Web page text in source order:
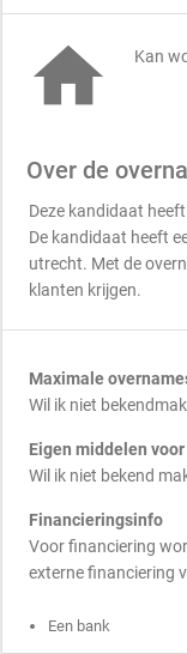
 Kan
Over de
Deze kandidaat
De kandidaat heeft
utrecht. Met de
klanten krijgen.
Maximale
Wil ik niet
Eigen middelen
Wil ik niet bekend
Financieringsinfo
Voor financiering
externe financiering
Een bank